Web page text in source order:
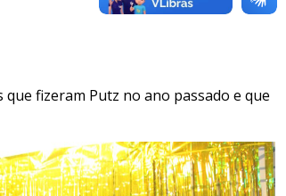
fizeram Putz no ano passado e que